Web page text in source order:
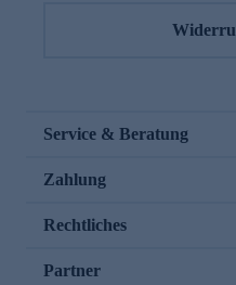
Service & Beratung
Zahlung
Rechtliches
Partner